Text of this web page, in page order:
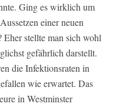
Ging es wirklich um
einer neuen
Eher stellte man sich wohl
gefährlich darstellt.
die Infektionsraten in
wie erwartet. Das
in Westminster